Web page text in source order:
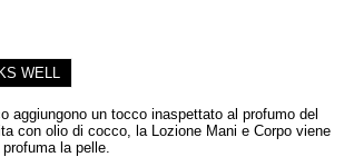
WELL
aggiungono un tocco inaspettato al profumo del
con olio di cocco, la Lozione Mani e Corpo viene
la pelle.